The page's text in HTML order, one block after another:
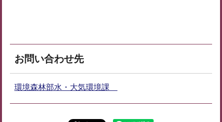
お問い合わせ先
環境森林部水・大気環境課